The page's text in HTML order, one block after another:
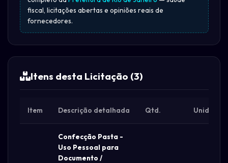
fiscal, licitações abertas e opiniões reais de
fornecedores.
Itens desta Licitação (3)
Item Descrição detalhada Qtd. Unid.
Confecção Pasta -
Uso Pessoal para
Documento /